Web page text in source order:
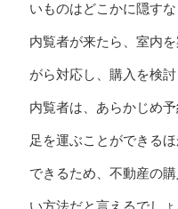
いものはどこかに隠す
内覧者が来たら、室内
がら対応し、購入を検討
内覧者は、あらかじめ
足を運ぶことができる
できるため、不動産の